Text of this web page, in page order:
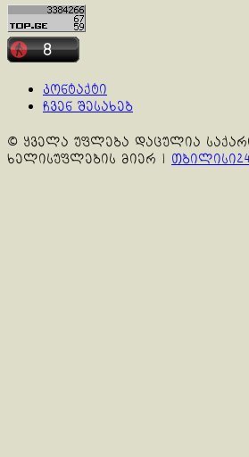
კონტაქტი
ჩვენ შესახებ
© ყველა უფლება დაცულია
ხელისუფლების მიერ |